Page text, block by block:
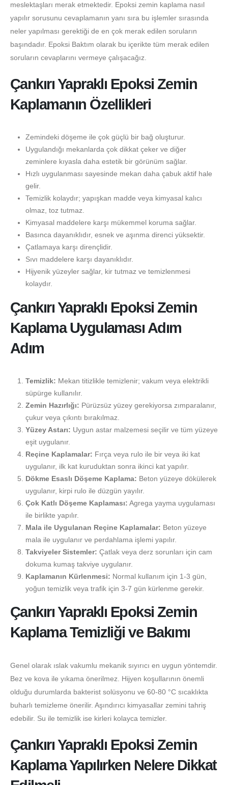
meslektaşları merak etmektedir. Epoksi zemin kaplama nasıl
yapılır sorusunu cevaplamanın yanı sıra bu işlemler sırasında
neler yapılması gerektiği de en çok merak edilen soruların
başındadır. Epoksi Baktım olarak bu içerikte tüm merak edilen
soruların cevaplarını vermeye çalışacağız.
Çankırı Yapraklı Epoksi Zemin
Kaplamanın Özellikleri
Zemindeki döşeme ile çok güçlü bir bağ oluşturur.
Uygulandığı mekanlarda çok dikkat çeker ve diğer
zeminlere kıyasla daha estetik bir görünüm sağlar.
Hızlı uygulanması sayesinde mekan daha çabuk aktif hale
gelir.
Temizlik kolaydır; yapışkan madde veya kimyasal kalıcı
olmaz, toz tutmaz.
Kimyasal maddelere karşı mükemmel koruma sağlar.
Basınca dayanıklıdır, esnek ve aşınma direnci yüksektir.
Çatlamaya karşı dirençlidir.
Sıvı maddelere karşı dayanıklıdır.
Hijyenik yüzeyler sağlar, kir tutmaz ve temizlenmesi
kolaydır.
Çankırı Yapraklı Epoksi Zemin
Kaplama Uygulaması Adım
Adım
Temizlik: Mekan titizlikle temizlenir; vakum veya elektrikli
süpürge kullanılır.
Zemin Hazırlığı: Pürüzsüz yüzey gerekiyorsa zımparalanır,
çukur veya çıkıntı bırakılmaz.
Yüzey Astarı: Uygun astar malzemesi seçilir ve tüm yüzeye
eşit uygulanır.
Reçine Kaplamalar: Fırça veya rulo ile bir veya iki kat
uygulanır, ilk kat kuruduktan sonra ikinci kat yapılır.
Dökme Esaslı Döşeme Kaplama: Beton yüzeye dökülerek
uygulanır, kirpi rulo ile düzgün yayılır.
Çok Katlı Döşeme Kaplaması: Agrega yayma uygulaması
ile birlikte yapılır.
Mala ile Uygulanan Reçine Kaplamalar: Beton yüzeye
mala ile uygulanır ve perdahlama işlemi yapılır.
Takviyeler Sistemler: Çatlak veya derz sorunları için cam
dokuma kumaş takviye uygulanır.
Kaplamanın Kürlenmesi: Normal kullanım için 1-3 gün,
yoğun temizlik veya trafik için 3-7 gün kürlenme gerekir.
Çankırı Yapraklı Epoksi Zemin
Kaplama Temizliği ve Bakımı
Genel olarak ıslak vakumlu mekanik sıyırıcı en uygun yöntemdir.
Bez ve kova ile yıkama önerilmez. Hijyen koşullarının önemli
olduğu durumlarda bakterist solüsyonu ve 60-80 °C sıcaklıkta
buharlı temizleme önerilir. Aşındırıcı kimyasallar zemini tahriş
edebilir. Su ile temizlik ise kirleri kolayca temizler.
Çankırı Yapraklı Epoksi Zemin
Kaplama Yapılırken Nelere Dikkat